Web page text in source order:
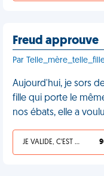
Freud approuve
Par
Aujourd'hui, je sors
fille qui porte le
nos ébats, elle a
JE VALIDE, C'EST UNE VDM